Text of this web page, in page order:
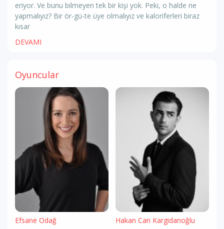
eriyor. Ve bunu bilmeyen tek bir kişi yok. Peki, o halde ne
yapmalıyız? Bir ör-gü-te üye olmalıyız ve kaloriferleri biraz
kısar
DEVAMI
Oyuncular
Efsane Odağ Hakan Can Kargidanoğlu